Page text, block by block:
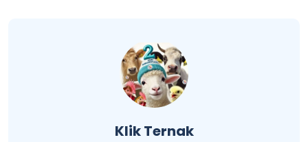
Klik Ternak